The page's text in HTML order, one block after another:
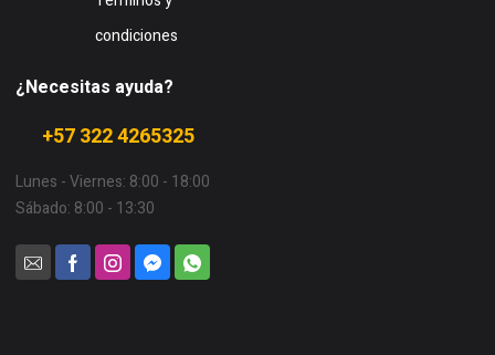
condiciones
¿Necesitas ayuda?
+57 322 4265325
Lunes - Viernes: 8:00 - 18:00
Sábado: 8:00 - 13:30